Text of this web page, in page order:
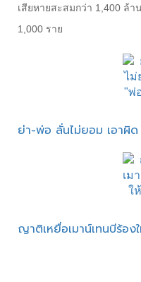
เสียหายสะสมกว่า 1,400 ล้
1,000 ราย
ย่า-พ่อ ลั่นไม่ยอม เอาผิ
ญาติเหยื่อเมาน์เทนบีร้อ